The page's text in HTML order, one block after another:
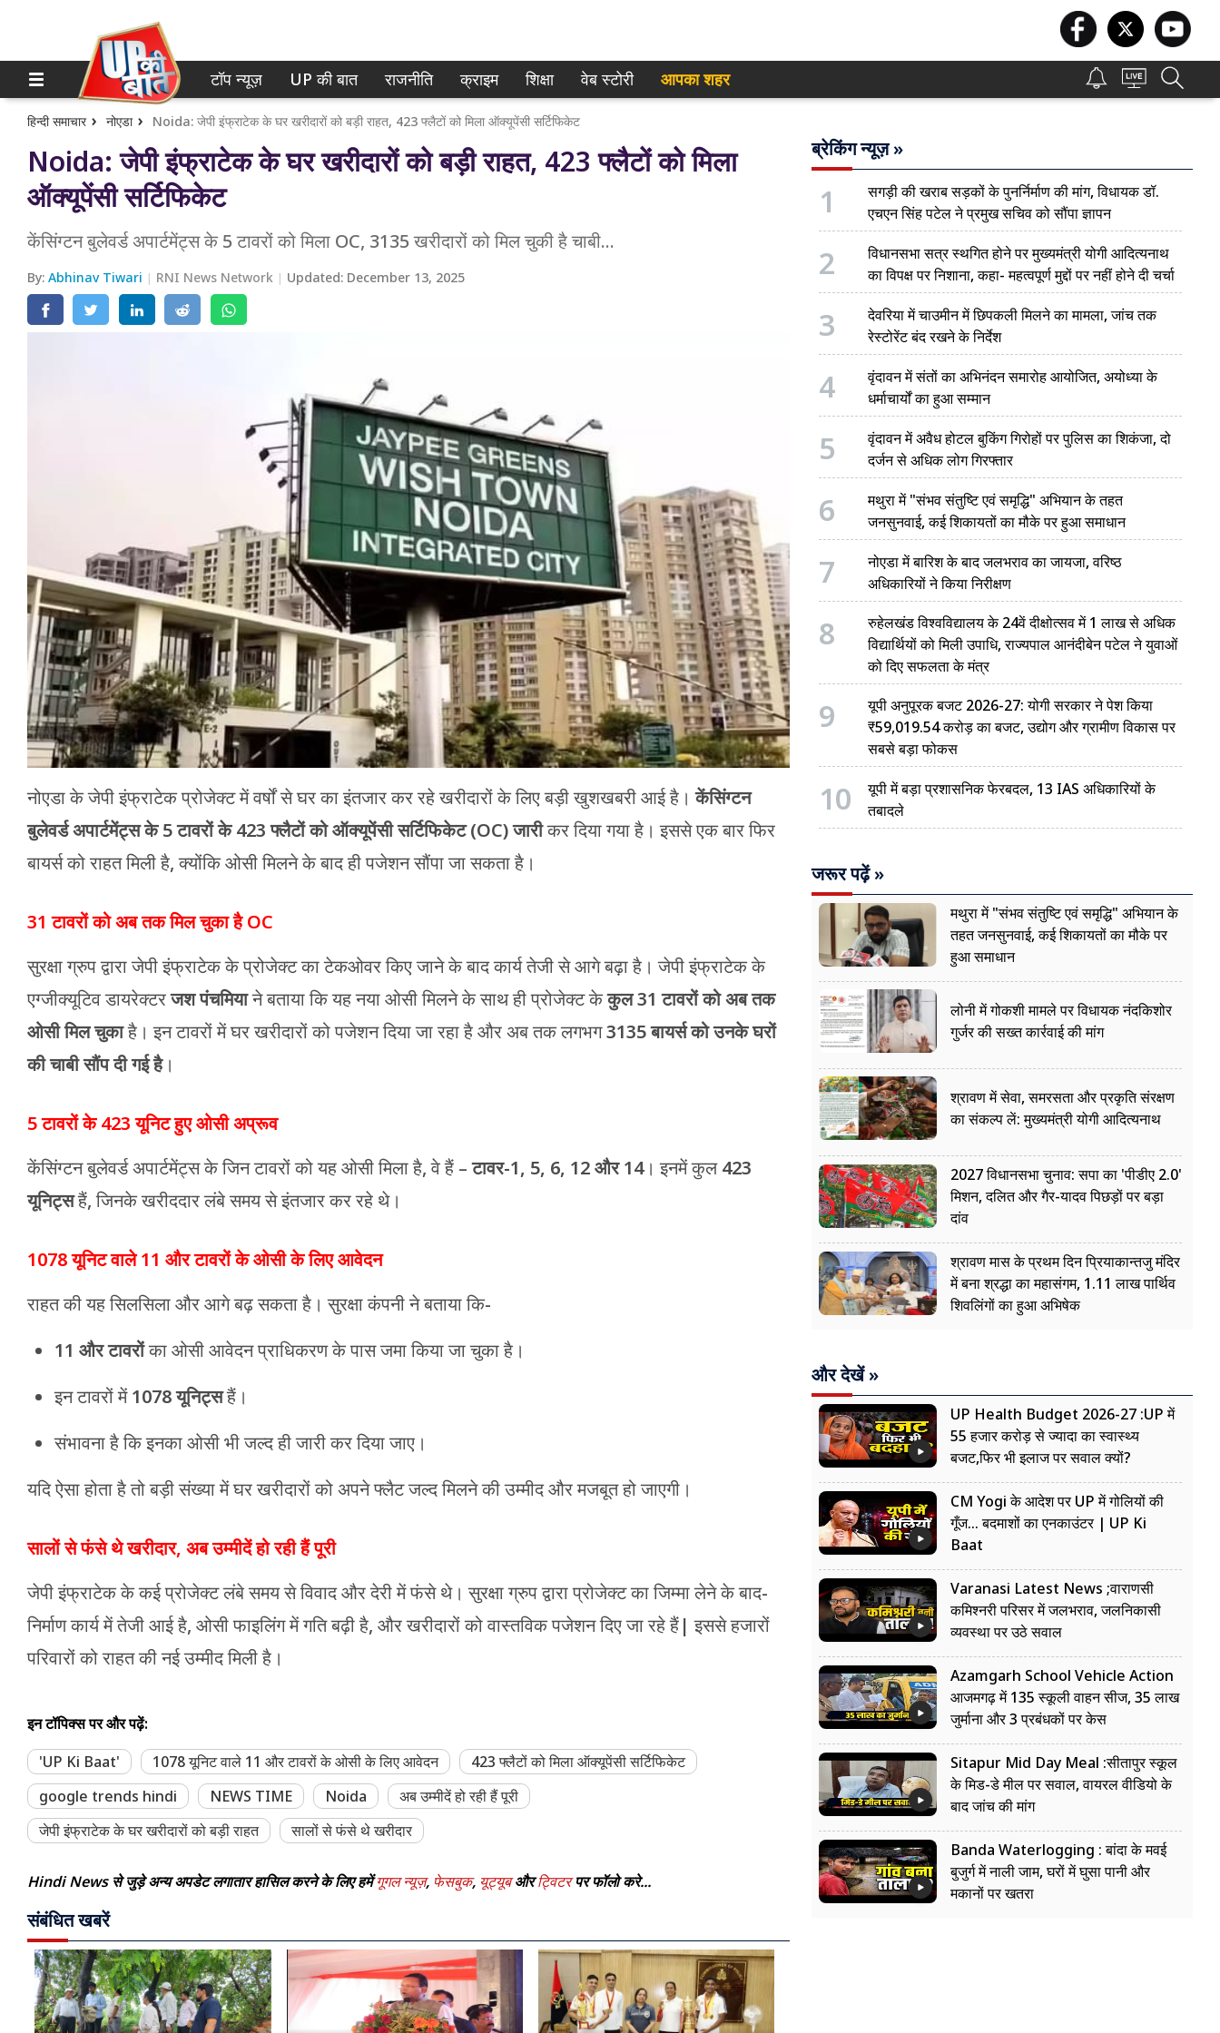
होम
टॉप न्यूज़
UP की बात
राजनीति
क्राइम
शिक्षा
वेब स्टोरी
टॉप न्यूज़ UP की बात राजनीति क्राइम शिक्षा वेब स्टोरी आपका शहर
हिन्दी समाचार नोएडा Noida: जेपी इंफ्राटेक के घर खरीदारों को बड़ी राहत, 423 फ्लैटों को मिला ऑक्यूपेंसी सर्टिफिकेट
Noida: जेपी इंफ्राटेक के घर खरीदारों को बड़ी राहत, 423 फ्लैटों को मिला
ऑक्यूपेंसी सर्टिफिकेट
केंसिंग्टन बुलेवर्ड अपार्टमेंट्स के 5 टावरों को मिला OC, 3135 खरीदारों को मिल चुकी है चाबी...
By:Abhinav Tiwari RNI News Network Updated: December 13, 2025
नोएडा के जेपी इंफ्राटेक प्रोजेक्ट में वर्षों से घर का इंतजार कर रहे खरीदारों के लिए बड़ी खुशखबरी आई है।केंसिंग्टन
बुलेवर्ड अपार्टमेंट्स के 5 टावरों के 423 फ्लैटों को ऑक्यूपेंसी सर्टिफिकेट (OC) जारीकर दिया गया है। इससे एक बार फिर
बायर्स को राहत मिली है, क्योंकि ओसी मिलने के बाद ही पजेशन सौंपा जा सकता है।
31 टावरों को अब तक मिल चुका है OC
सुरक्षा ग्रुप द्वारा जेपी इंफ्राटेक के प्रोजेक्ट का टेकओवर किए जाने के बाद कार्य तेजी से आगे बढ़ा है। जेपी इंफ्राटेक के
एग्जीक्यूटिव डायरेक्टरजश पंचमियाने बताया कि यह नया ओसी मिलने के साथ ही प्रोजेक्ट केकुल 31 टावरों को अब तक
ओसी मिल चुकाहै। इन टावरों में घर खरीदारों को पजेशन दिया जा रहा है और अब तक लगभग3135 बायर्स को उनके घरों
की चाबी सौंप दी गई है।
5 टावरों के 423 यूनिट हुए ओसी अप्रूव
केंसिंग्टन बुलेवर्ड अपार्टमेंट्स के जिन टावरों को यह ओसी मिला है, वे हैं –टावर-1, 5, 6, 12 और 14। इनमें कुल423
यूनिट्सहैं, जिनके खरीददार लंबे समय से इंतजार कर रहे थे।
1078 यूनिट वाले 11 और टावरों के ओसी के लिए आवेदन
राहत की यह सिलसिला और आगे बढ़ सकता है। सुरक्षा कंपनी ने बताया कि-
11 और टावरोंका ओसी आवेदन प्राधिकरण के पास जमा किया जा चुका है।
इन टावरों में1078 यूनिट्सहैं।
संभावना है कि इनका ओसी भी जल्द ही जारी कर दिया जाए।
यदि ऐसा होता है तो बड़ी संख्या में घर खरीदारों को अपने फ्लैट जल्द मिलने की उम्मीद और मजबूत हो जाएगी।
सालों से फंसे थे खरीदार, अब उम्मीदें हो रही हैं पूरी
जेपी इंफ्राटेक के कई प्रोजेक्ट लंबे समय से विवाद और देरी में फंसे थे। सुरक्षा ग्रुप द्वारा प्रोजेक्ट का जिम्मा लेने के बाद-
निर्माण कार्य में तेजी आई है, ओसी फाइलिंग में गति बढ़ी है, और खरीदारों को वास्तविक पजेशन दिए जा रहे हैं| इससे हजारों
परिवारों को राहत की नई उम्मीद मिली है।
इन टॉपिक्स पर और पढ़ें:
'UP Ki Baat'
1078 यूनिट वाले 11 और टावरों के ओसी के लिए आवेदन
423 फ्लैटों को मिला ऑक्यूपेंसी सर्टिफिकेट
google trends hindi
NEWS TIME Noida
अब उम्मीदें हो रही हैं पूरी
जेपी इंफ्राटेक के घर खरीदारों को बड़ी राहत
सालों से फंसे थे खरीदार
Hindi News से जुड़े अन्य अपडेट लगातार हासिल करने के लिए हमेंगूगल न्यूज़, फेसबुक, यूट्यूबऔरट्विटरपर फॉलो करे...
संबंधित खबरें
ब्रेकिंग न्यूज़ »
1
सगड़ी की खराब सड़कों के पुनर्निर्माण की मांग, विधायक डॉ.
एचएन सिंह पटेल ने प्रमुख सचिव को सौंपा ज्ञापन
2
विधानसभा सत्र स्थगित होने पर मुख्यमंत्री योगी आदित्यनाथ
का विपक्ष पर निशाना, कहा- महत्वपूर्ण मुद्दों पर नहीं होने दी चर्चा
3
देवरिया में चाउमीन में छिपकली मिलने का मामला, जांच तक
रेस्टोरेंट बंद रखने के निर्देश
4
वृंदावन में संतों का अभिनंदन समारोह आयोजित, अयोध्या के
धर्माचार्यों का हुआ सम्मान
5
वृंदावन में अवैध होटल बुकिंग गिरोहों पर पुलिस का शिकंजा, दो
दर्जन से अधिक लोग गिरफ्तार
6
मथुरा में "संभव संतुष्टि एवं समृद्धि" अभियान के तहत
जनसुनवाई, कई शिकायतों का मौके पर हुआ समाधान
7
नोएडा में बारिश के बाद जलभराव का जायजा, वरिष्ठ
अधिकारियों ने किया निरीक्षण
8
रुहेलखंड विश्वविद्यालय के 24वें दीक्षोत्सव में 1 लाख से अधिक
विद्यार्थियों को मिली उपाधि, राज्यपाल आनंदीबेन पटेल ने युवाओं
को दिए सफलता के मंत्र
9
यूपी अनुपूरक बजट 2026-27: योगी सरकार ने पेश किया
₹59,019.54 करोड़ का बजट, उद्योग और ग्रामीण विकास पर
सबसे बड़ा फोकस
10
यूपी में बड़ा प्रशासनिक फेरबदल, 13 IAS अधिकारियों के
तबादले
जरूर पढ़ें »
मथुरा में "संभव संतुष्टि एवं समृद्धि" अभियान के
तहत जनसुनवाई, कई शिकायतों का मौके पर
हुआ समाधान
लोनी में गोकशी मामले पर विधायक नंदकिशोर
गुर्जर की सख्त कार्रवाई की मांग
श्रावण में सेवा, समरसता और प्रकृति संरक्षण
का संकल्प लें: मुख्यमंत्री योगी आदित्यनाथ
2027 विधानसभा चुनाव: सपा का 'पीडीए 2.0'
मिशन, दलित और गैर-यादव पिछड़ों पर बड़ा
दांव
श्रावण मास के प्रथम दिन प्रियाकान्तजु मंदिर
में बना श्रद्धा का महासंगम, 1.11 लाख पार्थिव
शिवलिंगों का हुआ अभिषेक
और देखें »
UP Health Budget 2026-27 :UP में
55 हजार करोड़ से ज्यादा का स्वास्थ्य
बजट,फिर भी इलाज पर सवाल क्यों?
CM Yogi के आदेश पर UP में गोलियों की
गूँज... बदमाशों का एनकाउंटर | UP Ki
Baat
Varanasi Latest News ;वाराणसी
कमिश्नरी परिसर में जलभराव, जलनिकासी
व्यवस्था पर उठे सवाल
Azamgarh School Vehicle Action
आजमगढ़ में 135 स्कूली वाहन सीज, 35 लाख
जुर्माना और 3 प्रबंधकों पर केस
Sitapur Mid Day Meal :सीतापुर स्कूल
के मिड-डे मील पर सवाल, वायरल वीडियो के
बाद जांच की मांग
Banda Waterlogging : बांदा के मवई
बुजुर्ग में नाली जाम, घरों में घुसा पानी और
मकानों पर खतरा
नोएडा
गाजियाबाद
लखनऊ
कानपुर
वाराणसी
आगरा
अयोध्या
रामपुर